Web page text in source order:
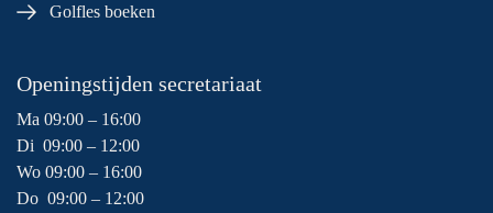
Golfles boeken
Openingstijden secretariaat
Ma 09:00 – 16:00
Di 09:00 – 12:00
Wo 09:00 – 16:00
Do 09:00 – 12:00